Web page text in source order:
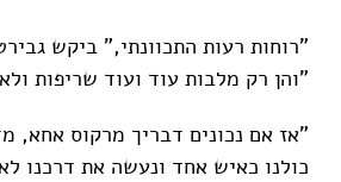
"רוחות רעות התכוונתי," ביקש
"והן רק מלבות עוד ועוד שריפות
"אז אם נכונים דבריך מרקוס אחא,
כולנו כאיש אחד ונעשה את דרכנו